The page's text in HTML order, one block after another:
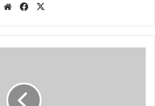
WebsiteFacebook